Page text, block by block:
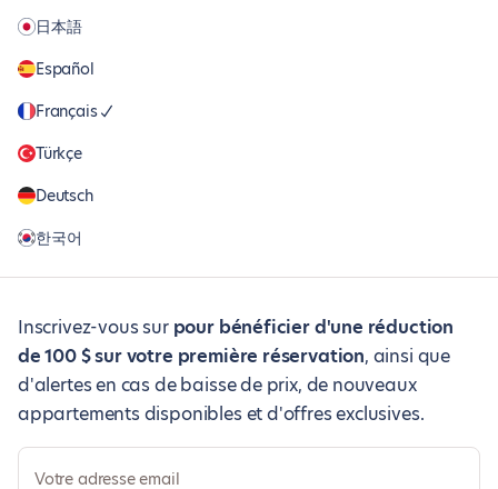
日本語
Español
Français
Türkçe
Deutsch
한국어
Inscrivez-vous sur pour bénéficier d'une réduction
de 100 $ sur votre première réservation, ainsi que
d'alertes en cas de baisse de prix, de nouveaux
appartements disponibles et d'offres exclusives.
Votre adresse email